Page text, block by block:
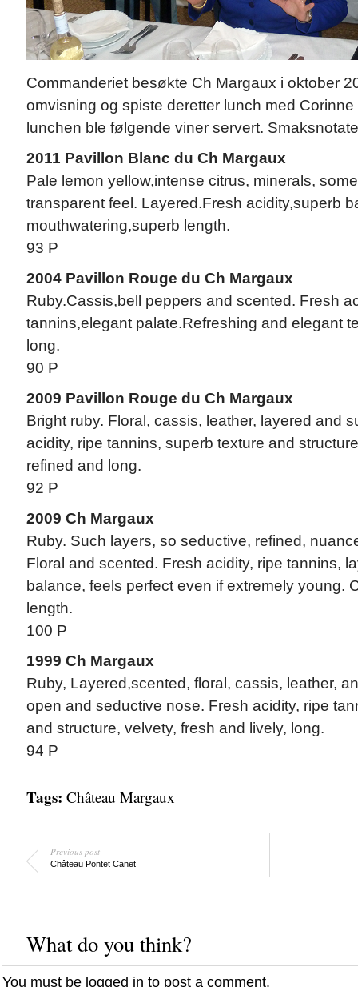
Commanderiet besøkte Ch Margaux i oktober
omvisning og spiste deretter lunch med
lunchen ble følgende viner servert.
2011 Pavillon Blanc du Ch Margaux
Pale lemon yellow,intense citrus, minerals,
transparent feel. Layered.Fresh acidity,superb
mouthwatering,superb length.
93 P
2004 Pavillon Rouge du Ch Margaux
Ruby.Cassis,bell peppers and scented. Fresh
tannins,elegant palate.Refreshing and elegant
long.
90 P
2009 Pavillon Rouge du Ch Margaux
Bright ruby. Floral, cassis, leather, layered and
acidity, ripe tannins, superb texture and
refined and long.
92 P
2009 Ch Margaux
Ruby. Such layers, so seductive, refined,
Floral and scented. Fresh acidity, ripe tannins,
balance, feels perfect even if extremely young.
length.
100 P
1999 Ch Margaux
Ruby, Layered,scented, floral, cassis, leather,
open and seductive nose. Fresh acidity, ripe
and structure, velvety, fresh and lively, long.
94 P
Tags: Château Margaux
Previous post
Château Pontet Canet
What do you think?
You must be logged in to post a comment.